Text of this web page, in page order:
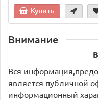
Купить
Внимание
Вся
является публичной
информационный